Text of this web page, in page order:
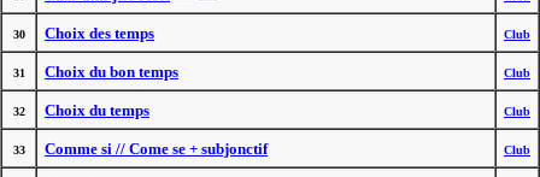
30 Choix des temps Club
31 Choix du bon temps Club
32 Choix du temps Club
33 Comme si // Come se + subjonctif Club